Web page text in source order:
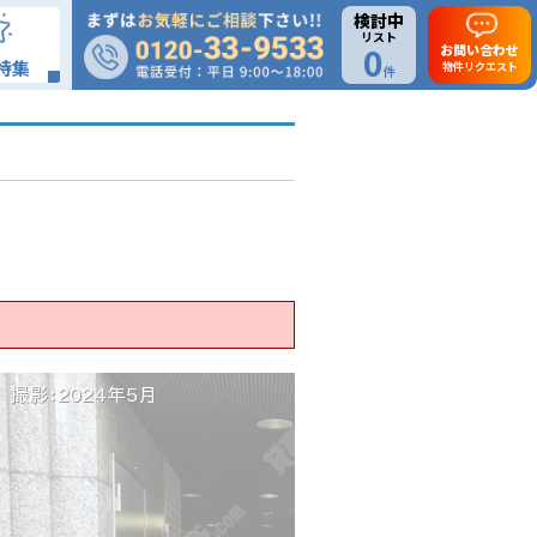
集
検討中
リスト
0件
お問い合わせ
物件リクエスト